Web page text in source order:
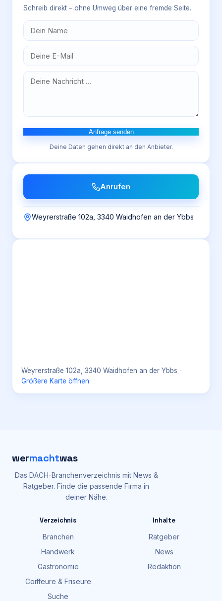
Schreib direkt – ohne Umweg über eine fremde Seite.
Anfrage senden
Deine Daten gehen direkt an den Anbieter.
Anrufen
Weyrerstraße 102a, 3340 Waidhofen an der Ybbs
Weyrerstraße 102a, 3340 Waidhofen an der Ybbs ·
Größere Karte öffnen
wermachtwas
Das DACH-Branchenverzeichnis mit News &
Ratgeber. Finde die passende Firma in
deiner Nähe.
Verzeichnis
Branchen
Handwerk
Gastronomie
Coiffeure & Friseure
Suche
Inhalte
Ratgeber
News
Redaktion